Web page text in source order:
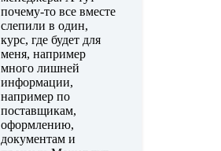
почему-то все вместе
слепили в один,
курс, где будет для
меня, например
много лишней
информации,
например по
поставщикам,
оформлению,
документам и